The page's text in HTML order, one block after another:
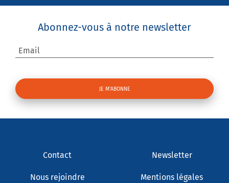
Abonnez-vous à notre newsletter
Email
Contact Newsletter
Nous rejoindre Mentions légales